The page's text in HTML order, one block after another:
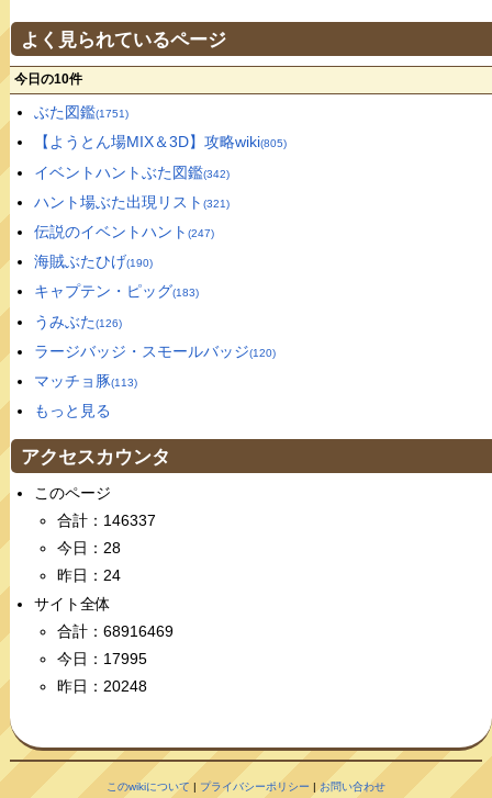
よく見られているページ
今日の10件
ぶた図鑑(1751)
【ようとん場MIX＆3D】攻略wiki(805)
イベントハントぶた図鑑(342)
ハント場ぶた出現リスト (321)
伝説のイベントハント (247)
海賊ぶたひげ(190)
キャプテン・ピッグ(183)
うみぶた(126)
ラージバッジ・スモールバッジ(120)
マッチョ豚(113)
もっと見る
アクセスカウンタ
このページ
合計：146337
今日：28
昨日：24
サイト全体
合計：68916469
今日：17995
昨日：20248
このwikiについて | プライバシーポリシー | お問い合わせ